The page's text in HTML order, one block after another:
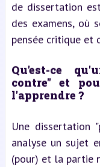
de dissertation
des examens, où
pensée critique et
Qu'est-ce
contre" et
l'apprendre ?
Une dissertation
analyse un sujet
(pour) et la partie